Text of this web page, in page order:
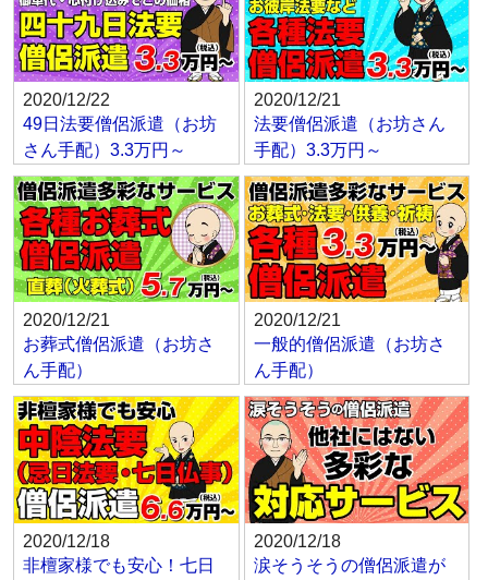
2020/12/22
49日法要僧侶派遣（お坊
さん手配）3.3万円～
2020/12/21
法要僧侶派遣（お坊さん
手配）3.3万円～
2020/12/21
お葬式僧侶派遣（お坊さ
ん手配）
2020/12/21
一般的僧侶派遣（お坊さ
ん手配）
2020/12/18
非檀家様でも安心！七日
2020/12/18
涙そうそうの僧侶派遣が